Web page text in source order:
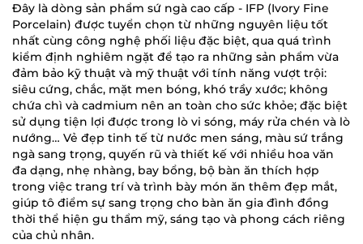
Đây là dòng sản phẩm sứ ngà cao cấp - IFP (Ivory Fine
Porcelain) được tuyển chọn từ những nguyên liệu tốt
nhất cùng công nghệ phối liệu đặc biệt, qua quá trình
kiểm định nghiêm ngặt để tạo ra những sản phẩm vừa
đảm bảo kỹ thuật và mỹ thuật với tính năng vượt trội:
siêu cứng, chắc, mặt men bóng, khó trầy xước; không
chứa chì và cadmium nên an toàn cho sức khỏe; đặc biệt
sử dụng tiện lợi được trong lò vi sóng, máy rửa chén và lò
nướng… Vẻ đẹp tinh tế từ nước men sáng, màu sứ trắng
ngà sang trọng, quyến rũ và thiết kế với nhiều hoa văn
đa dạng, nhẹ nhàng, bay bổng, bộ bàn ăn thích hợp
trong việc trang trí và trình bày món ăn thêm đẹp mắt,
giúp tô điểm sự sang trọng cho bàn ăn gia đình đồng
thời thể hiện gu thẩm mỹ, sáng tạo và phong cách riêng
của chủ nhân.